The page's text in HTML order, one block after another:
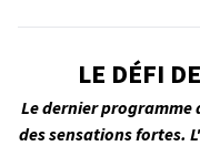
LE DÉFI
Le dernier programme
des sensations fortes.